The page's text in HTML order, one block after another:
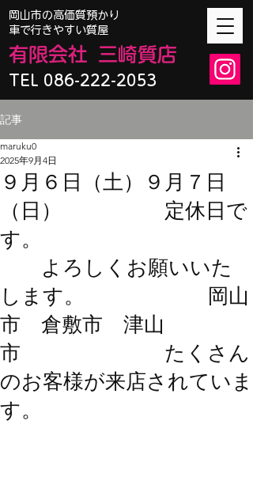
TEL 086-222-2053
​岡山市の高価質預かり
車で行きやすい質屋
有限会社 三崎質店
記事
９月６日（土）９月７日
（日） 定休日で
す。
よろしくお願いいた
します。 岡山
市 倉敷市 津山
市 たくさん
のお客様が来店されていま
す。
maruku0
2025年9月4日